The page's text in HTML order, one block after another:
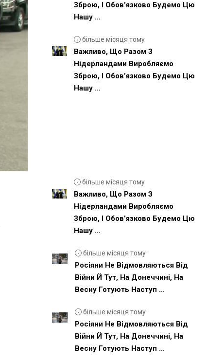
Зброю, І Обовʼязково Будемо Цю
Нашу ...
більше місяця тому
Важливо, Що Разом З
Нідерландами Виробляємо
Зброю, І Обовʼязково Будемо Цю
Нашу ...
більше місяця тому
Важливо, Що Разом З
Нідерландами Виробляємо
Зброю, І Обовʼязково Будемо Цю
Нашу ...
більше місяця тому
Росіяни Не Відмовляються Від
Війни Й Тут, На Донеччині, На
Весну Готують Наступ ...
більше місяця тому
Росіяни Не Відмовляються Від
Війни Й Тут, На Донеччині, На
Весну Готують Наступ ...